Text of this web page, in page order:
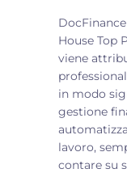
House Top
viene
in modo
gestione
lavoro,
contare su